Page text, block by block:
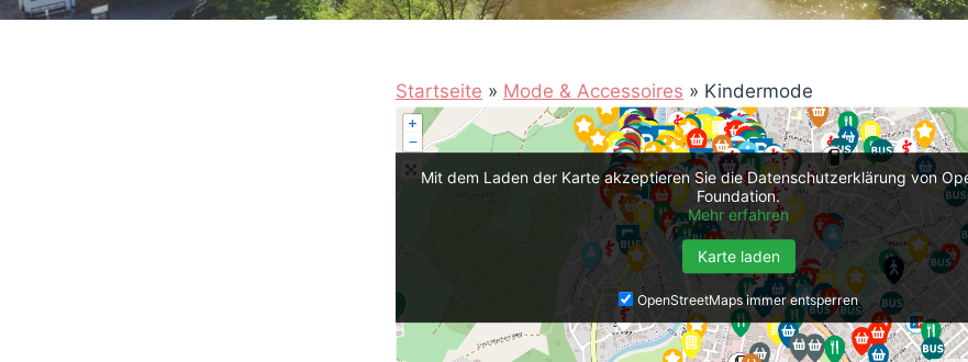
Startseite » Mode & Accessoires » Kindermode
Mit dem Laden der Karte akzeptieren Sie die Datenschutzerklärung von
Foundation.
Mehr erfahren
Karte laden
OpenStreetMaps immer entsperren